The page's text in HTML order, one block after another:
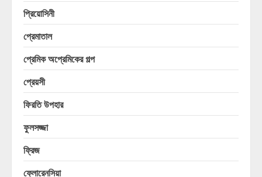
প্রিয়োসিনী
প্রেমাতাল
প্রেমিক অপ্রেমিকের গল্প
প্রেয়সী
ফিরতি উপহার
ফুলসজ্জা
ফ্রিজ
ফ্লোরেনসিয়া